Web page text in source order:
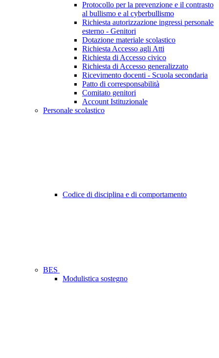
Protocollo per la prevenzione e il contrasto
al bullismo e al cyberbullismo
Richiesta autorizzazione ingressi personale
esterno - Genitori
Dotazione materiale scolastico
Richiesta Accesso agli Atti
Richiesta di Accesso civico
Richiesta di Accesso generalizzato
Ricevimento docenti - Scuola secondaria
Patto di corresponsabilità
Comitato genitori
Account Istituzionale
Personale scolastico
Codice di disciplina e di comportamento
BES
Modulistica sostegno